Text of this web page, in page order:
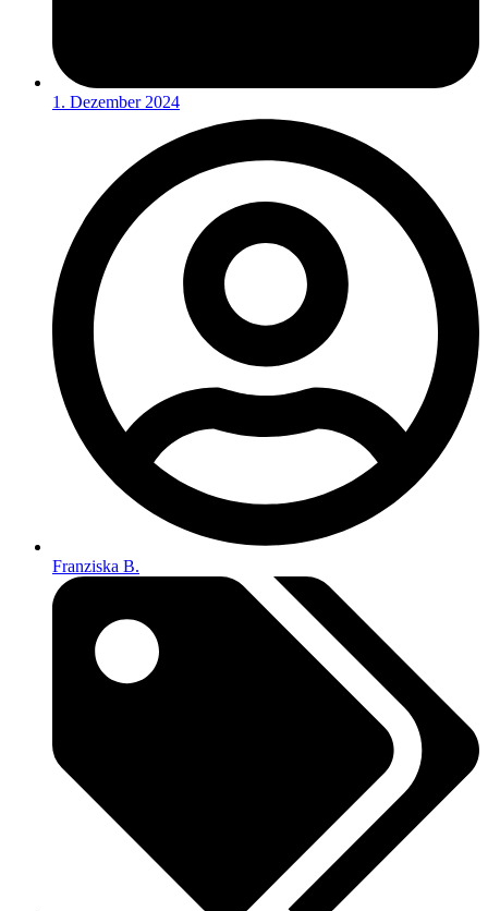
1. Dezember 2024
Franziska B.